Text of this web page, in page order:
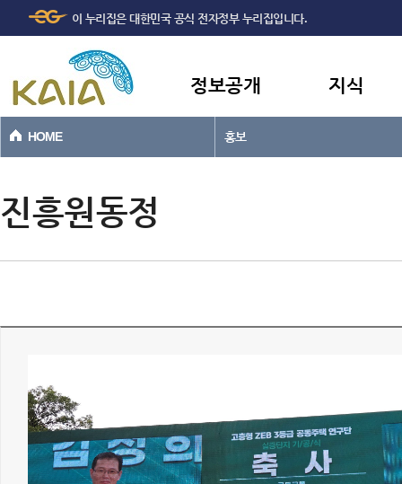
본문바로가기
이 누리집은 대한민국 공식 전자정부 누리집입니다.
정보공개 지식
HOME 홍보
진흥원동정